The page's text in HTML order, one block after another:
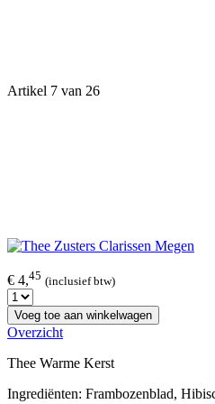
Artikel 7 van 26
€ 4,45 (inclusief btw)
Voeg toe aan winkelwagen
Overzicht
Thee Warme Kerst
Ingrediënten: Frambozenblad,